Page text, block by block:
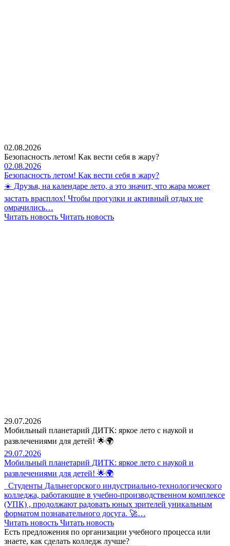
02.08.2026
Безопасность летом! Как вести себя в жару?
02.08.2026
Безопасность летом! Как вести себя в жару?
☀️ Друзья, на календаре лето, а это значит, что жара может
застать врасплох! Чтобы прогулки и активный отдых не
омрачились…
Читать новость Читать новость
29.07.2026
Мобильный планетарий ДИТК: яркое лето с наукой и
развлечениями для детей! 🌟🌍
29.07.2026
Мобильный планетарий ДИТК: яркое лето с наукой и
развлечениями для детей! 🌟🌍
Студенты Дальнегорского индустриально-технологического
колледжа, работающие в учебно-производственном комплексе
(УПК) , продолжают радовать юных зрителей уникальным
форматом познавательного досуга. 🚀…
Читать новость Читать новость
Есть предложения по организации учебного процесса или
знаете, как сделать колледж лучше?